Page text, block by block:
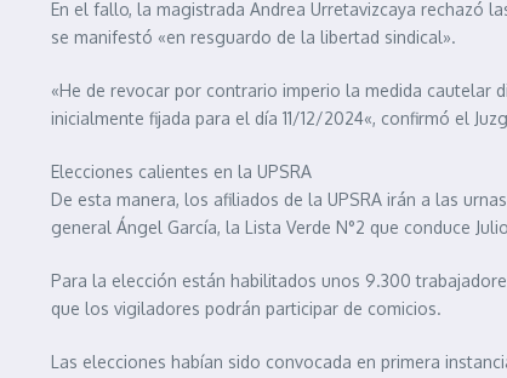
En el fallo, la magistrada Andrea Urretavizcaya rechazó
se manifestó «en resguardo de la libertad sindical».
«He de revocar por contrario imperio la medida cautelar
inicialmente fijada para el día 11/12/2024«, confirmó el
Elecciones calientes en la UPSRA
De esta manera, los afiliados de la UPSRA irán a las
general Ángel García, la Lista Verde N°2 que conduce
Para la elección están habilitados unos 9.300
que los vigiladores podrán participar de comicios.
Las elecciones habían sido convocada en primera